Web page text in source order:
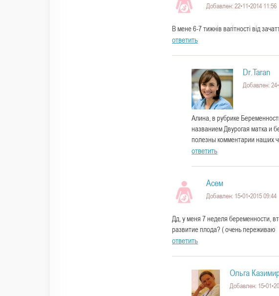
Добавлен: 22•11•2014 11:56
В мене 6-7 тижнів вагітності від
ответить
Dr.Taran
Добавлен:
Алина, в рубрике
названием Двурогая матка и
полезны комментарии наших
ответить
Асем
Добавлен: 15•01•2015 09:44
Дд, у меня 7 неделя беременности,
развитие плода? ( очень переживаю
ответить
Ольга
Добавлен: